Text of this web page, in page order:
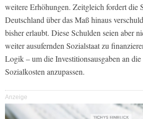
weitere Erhöhungen. Zeitgleich fordert die
Deutschland über das Maß hinaus
bisher erlaubt. Diese Schulden seien aber
weiter ausufernden Sozialstaat zu
Logik – um die Investitionsausgaben an die
Sozialkosten anzupassen.
Anzeige